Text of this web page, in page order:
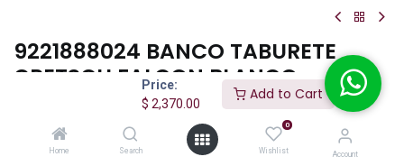
Price:
$ 2,370.00
Add to Cart
Home Search
0
Wishlist Account
9221888024 BANCO TABURETE
GRETSCH FALCON BLANCO
(0 reseña)
Banco Gretsch Falcon 24” con asiento acolchado, estructura
metálica y diseño icónico White Falcon, ideal para estudio,